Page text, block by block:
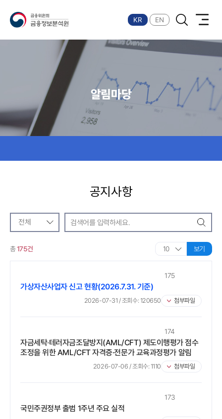
KR EN
금융위원회 금융정보분석원
알림마당
공지사항
공지사항 검색
검색
총175건 보기
175
가상자산사업자 신고 현황(2026.7.31. 기준)
2026-07-31 / 조회수: 120650 첨부파일
174
자금세탁·테러자금조달방지(AML/CFT) 제도이행평가 점수
조정을 위한 AML/CFT 자격증·전문가 교육과정평가 알림
2026-07-06 / 조회수: 1110 첨부파일
173
국민주권정부 출범 1주년 주요 실적